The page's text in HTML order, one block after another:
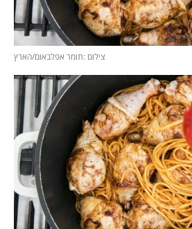
צילום :תומר אפלבאום/הארץ